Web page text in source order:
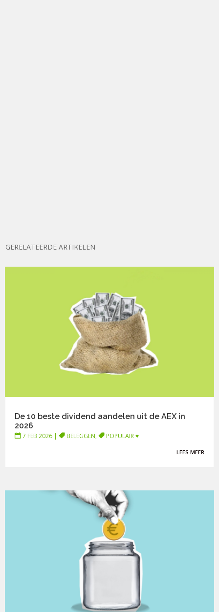
GERELATEERDE ARTIKELEN
De 10 beste dividend aandelen uit de AEX in
2026
7 FEB 2026 | BELEGGEN, POPULAIR ♥
LEES MEER